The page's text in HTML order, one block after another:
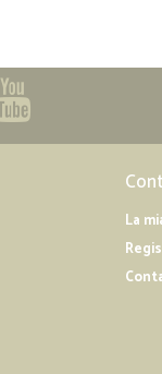
S.
ottima..li…
consiglio a tutti
i prodotti…
La